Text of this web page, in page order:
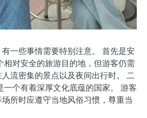
一些事情需要特别注意。 首先是安
相对安全的旅游目的地，但游客仍需
流密集的景点以及夜间出行时。 二
一个有着深厚文化底蕴的国家。 游客
所时应遵守当地风俗习惯，尊重当